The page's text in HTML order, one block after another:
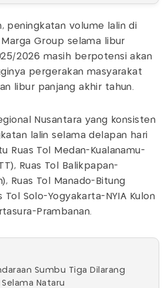
peningkatan volume lalin di
Group selama libur
2026 masih berpotensi akan
pergerakan masyarakat
libur panjang akhir tahun.
Nusantara yang konsisten
lalin selama delapan hari
Ruas Tol Medan-Kualanamu-
Ruas Tol Balikpapan-
Ruas Tol Manado-Bitung
Tol Solo-Yogyakarta-NYIA Kulon
Prambanan.
Sumbu Tiga Dilarang
Selama Nataru